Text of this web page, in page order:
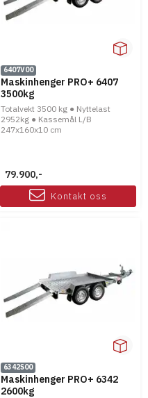
6407V00
Maskinhenger PRO+ 6407
3500kg
Totalvekt 3500 kg ● Nyttelast
2952kg ● Kassemål L/B
247x160x10 cm
79.900,-
Kontakt oss
6342S00
Maskinhenger PRO+ 6342
2600kg